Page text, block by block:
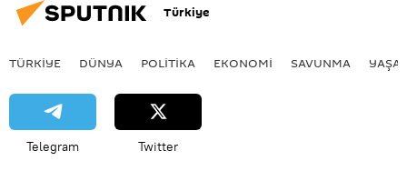
Polisario Cephesi
Hizbullah
Türkiye
TÜRKIYE DÜNYA POLİTİKA EKONOMİ SAVUNMA
Telegram Twitter